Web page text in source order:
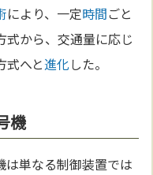
により、一定時間ごと
式から、交通量に応じ
式へと進化した。
機
は単なる制御装置では